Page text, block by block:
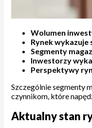
Wolumen
Rynek
Segmenty
Inwestorzy
Perspektywy
Szczególnie segmenty
czynnikom, które
Aktualny stan